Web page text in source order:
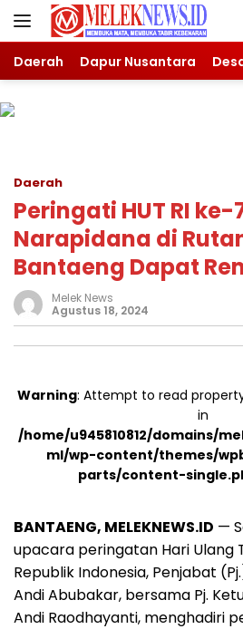
Langsung
Daerah Dapur Nusantara
Daerah
Peringati HUT RI ke-
Narapidana di
Bantaeng Dapat
Melek News
Agustus 18, 2024
Warning: Attempt to read
in
/home/u945810812/domains/
ml/wp-content/themes/
parts/content-
BANTAENG, MELEKNEWS.ID —
upacara peringatan Hari Ulang
Republik Indonesia, Penjabat
Andi Abubakar, bersama Pj.
Andi Raodhayanti, menghadiri